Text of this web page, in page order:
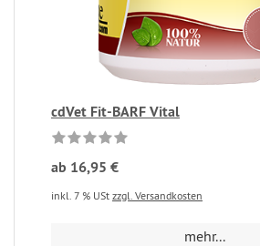
cdVet Fit-BARF Vital
ab 16,95 €
inkl. 7 % USt zzgl. Versandkosten
mehr...